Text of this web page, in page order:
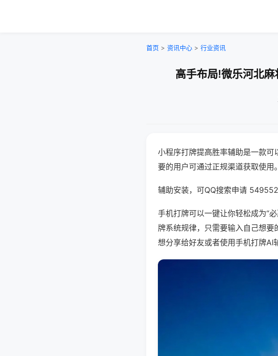
首页 > 资讯中心 > 行业资讯
高手布局!微乐河北
小程序打牌提高胜率辅助是一款可
要的用户可通过正规渠道获取使用。
辅助安装，可QQ搜索申请
手机打牌可以一键让你轻松成为“
牌系统规律，只需要输入自己想
想分享给好友或者使用手机打牌AI